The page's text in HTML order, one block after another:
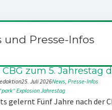
und Presse-Infos
CBG zum 5. Jahrestag
25. Juli 2026News, Presse-Infos
ExplosionJahrestag
gelernt Fünf Jahre nach der